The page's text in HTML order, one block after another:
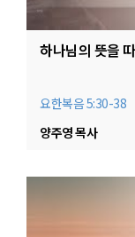
하나님의 뜻을
요한복음 5:30-38
양주영 목사